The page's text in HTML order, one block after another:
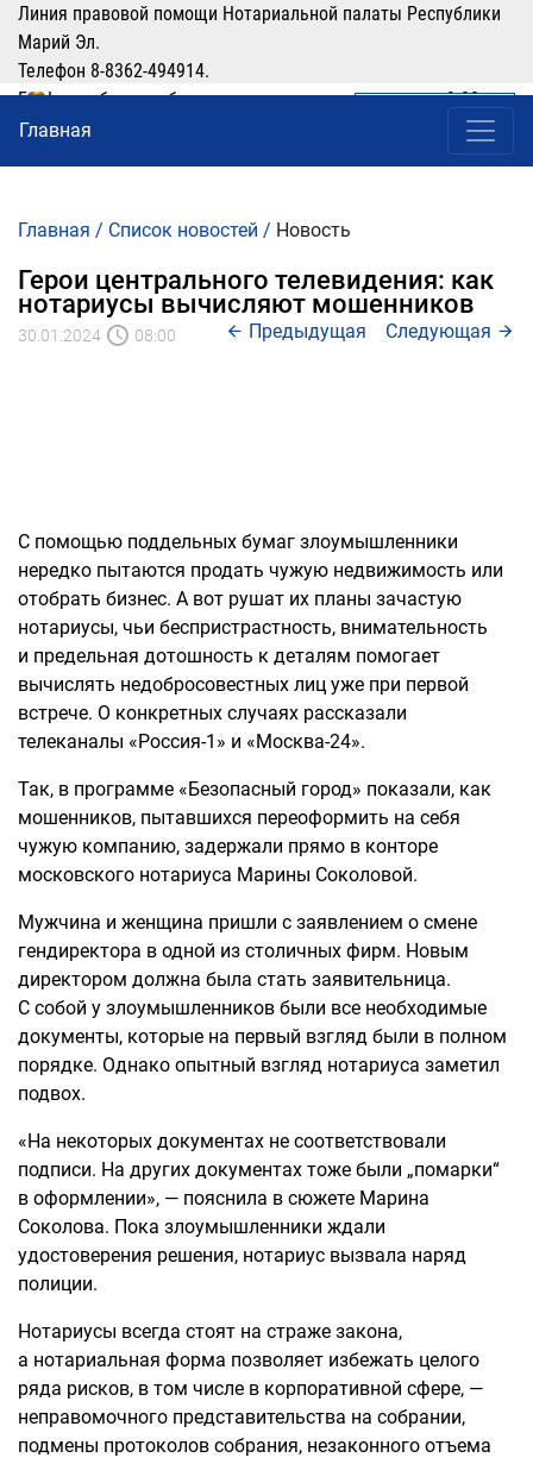
Линия правовой помощи Нотариальной палаты Республики
Марий Эл.
Телефон 8-8362-494914.
График работы: рабочие дни понедельник-четверг с 9:00 по
16:00, перерыв 12:00-13:00
ЛИЧНЫЙ КАБИНЕТ
Главная
Главная / Список новостей / Новость
Герои центрального телевидения: как
нотариусы вычисляют мошенников
30.01.2024 08:00 Следующая
Предыдущая
С помощью поддельных бумаг злоумышленники
нередко пытаются продать чужую недвижимость или
отобрать бизнес. А вот рушат их планы зачастую
нотариусы, чьи беспристрастность, внимательность
и предельная дотошность к деталям помогает
вычислять недобросовестных лиц уже при первой
встрече. О конкретных случаях рассказали
телеканалы «Россия-1» и «Москва-24».
Так, в программе «Безопасный город» показали, как
мошенников, пытавшихся переоформить на себя
чужую компанию, задержали прямо в конторе
московского нотариуса Марины Соколовой.
Мужчина и женщина пришли с заявлением о смене
гендиректора в одной из столичных фирм. Новым
директором должна была стать заявительница.
С собой у злоумышленников были все необходимые
документы, которые на первый взгляд были в полном
порядке. Однако опытный взгляд нотариуса заметил
подвох.
«На некоторых документах не соответствовали
подписи. На других документах тоже были „помарки“
в оформлении», — пояснила в сюжете Марина
Соколова. Пока злоумышленники ждали
удостоверения решения, нотариус вызвала наряд
полиции.
Нотариусы всегда стоят на страже закона,
а нотариальная форма позволяет избежать целого
ряда рисков, в том числе в корпоративной сфере, —
неправомочного представительства на собрании,
подмены протоколов собрания, незаконного отъема